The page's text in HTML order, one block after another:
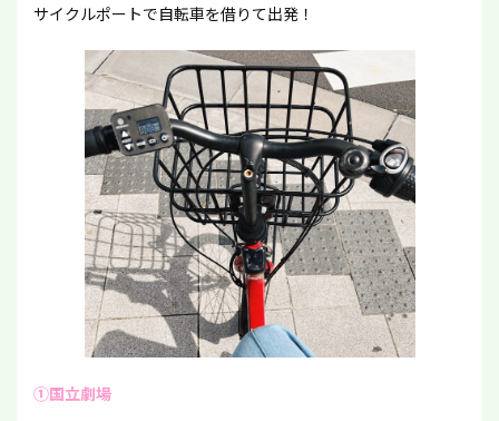
サイクルポートで自転車を借りて出発！
①国立劇場